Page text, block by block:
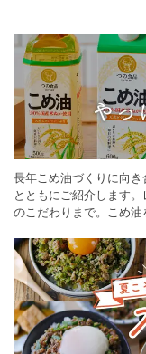
長年こめ油づくりに向
とともにご紹介します
のこだわりまで。こめ